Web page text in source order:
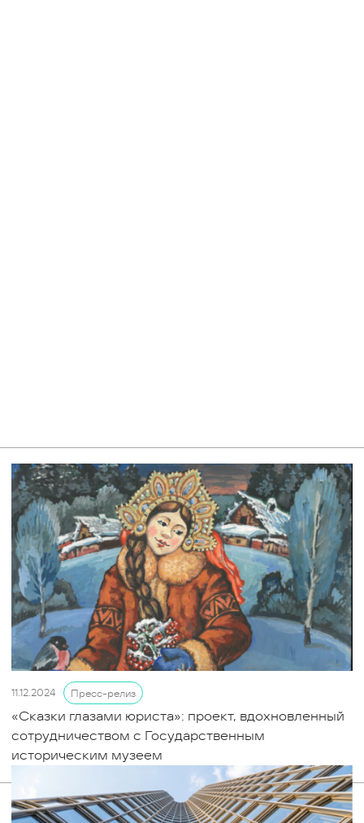
11.12.2024 Пресс-релиз
«Сказки глазами юриста»: проект, вдохновленный
сотрудничеством с Государственным
историческим музеем